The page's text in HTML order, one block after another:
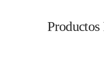
Productos